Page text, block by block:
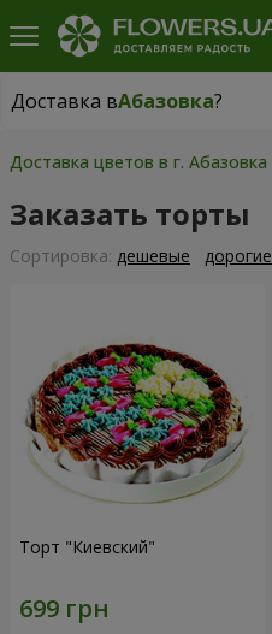
Доставка вАбазовка?
Доставка вАбазовка|
Доставка цветов в г. Абазовка
Заказать торты
Cортировка: дешевые дорогие
Торт "Киевский"